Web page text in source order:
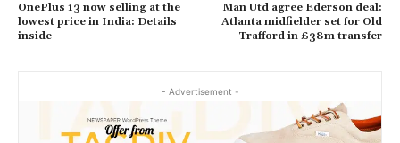
OnePlus 13 now selling at the
lowest price in India: Details
inside
Man Utd agree Ederson deal:
Atlanta midfielder set for Old
Trafford in £38m transfer
- Advertisement -